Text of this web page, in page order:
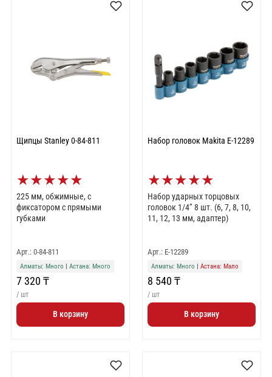
Щипцы Stanley 0-84-811
★★★★★
225 мм, обжимные, с
фиксатором с прямыми
губками
Арт.: 0-84-811
Алматы: Много | Астана: Много
7 320 ₸
/ шт
В корзину
Набор головок Makita E-12289
★★★★★
Набор ударных торцовых
головок 1/4” 8 шт. (6, 7, 8, 10,
11, 12, 13 мм, адаптер)
Арт.: E-12289
Алматы: Много | Астана: Мало
8 540 ₸
/ шт
В корзину